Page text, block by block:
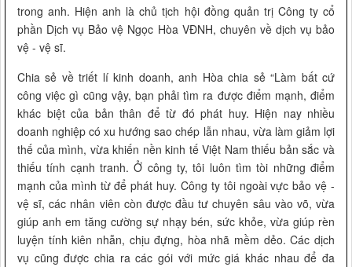
trong anh. Hiện anh là chủ tịch hội đồng quản trị Công ty cổ
phần Dịch vụ Bảo vệ Ngọc Hòa VĐNH, chuyên về dịch vụ bảo
vệ - vệ sĩ.
Chia sẻ về triết lí kinh doanh, anh Hòa chia sẻ “Làm bất cứ
công việc gì cũng vậy, bạn phải tìm ra được điểm mạnh, điểm
khác biệt của bản thân để từ đó phát huy. Hiện nay nhiều
doanh nghiệp có xu hướng sao chép lẫn nhau, vừa làm giảm lợi
thế của mình, vừa khiến nền kinh tế Việt Nam thiếu bản sắc và
thiếu tính cạnh tranh. Ở công ty, tôi luôn tìm tòi những điểm
mạnh của mình từ để phát huy. Công ty tôi ngoài vực bảo vệ -
vệ sĩ, các nhân viên còn được đầu tư chuyên sâu vào võ, vừa
giúp anh em tăng cường sự nhạy bén, sức khỏe, vừa giúp rèn
luyện tính kiên nhẫn, chịu đựng, hòa nhã mềm dẻo. Các dịch
vụ cũng được chia ra các gói với mức giá khác nhau để đa